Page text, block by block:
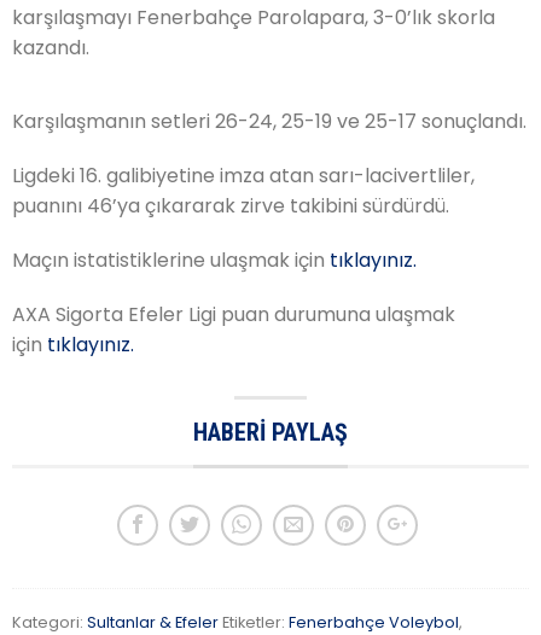
karşılaşmayı Fenerbahçe Parolapara, 3-0’lık skorla
kazandı.
Karşılaşmanın setleri 26-24, 25-19 ve 25-17 sonuçlandı.
Ligdeki 16. galibiyetine imza atan sarı-lacivertliler,
puanını 46’ya çıkararak zirve takibini sürdürdü.
Maçın istatistiklerine ulaşmak için tıklayınız.
AXA Sigorta Efeler Ligi puan durumuna ulaşmak
için tıklayınız.
HABERI PAYLAŞ
Kategori: Sultanlar & EfelerEtiketler: Fenerbahçe Voleybol,